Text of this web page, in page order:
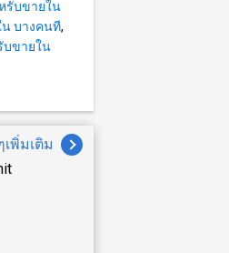
รับขายใน
น บางคนที,
บขายใน
พิ่มเติม